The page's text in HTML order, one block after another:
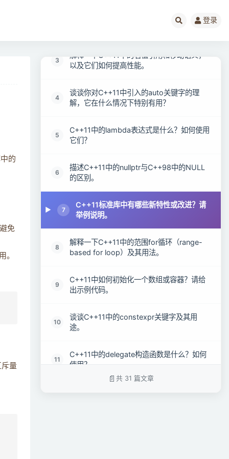
登录
的
免
。
斥量
C++11中引入了哪些新的智能指针类型？请
3
解释一下C++11中的右值引用和移动语义，
以及它们如何提高性能。
4
谈谈你对C++11中引入的auto关键字的理
解，它在什么情况下特别有用？
5
C++11中的lambda表达式是什么？如何使用
它们？
6
描述C++11中的nullptr与C++98中的NULL
的区别。
7
C++11标准库中有哪些新特性或改进？请
举例说明。
8
解释一下C++11中的范围for循环（range-
based for loop）及其用法。
9
C++11中如何初始化一个数组或容器？请给
出示例代码。
10
谈谈C++11中的constexpr关键字及其用
途。
11
C++11中的delegate构造函数是什么？如何
使用？
共 31 篇文章